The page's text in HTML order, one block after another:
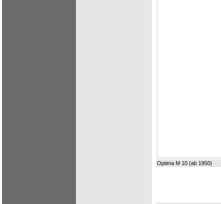
Optima M 10 (ab 1950)